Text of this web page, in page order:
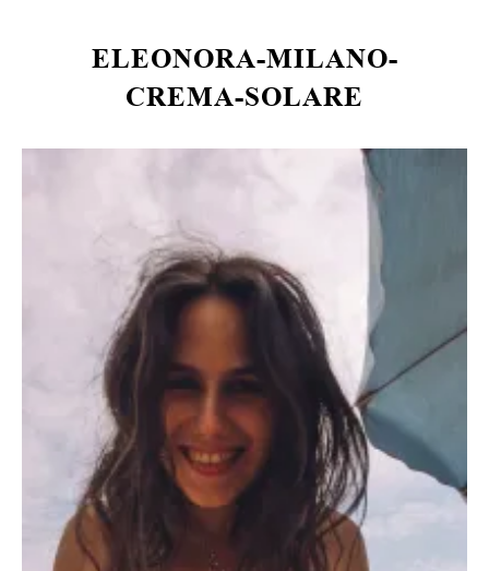
ELEONORA-MILANO-
CREMA-SOLARE